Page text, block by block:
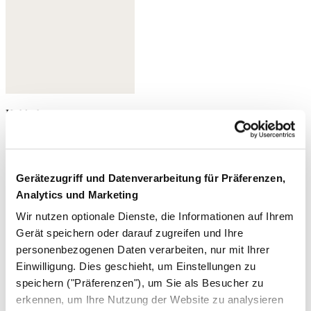
Gerätezugriff und Datenverarbeitung für Präferenzen,
Analytics und Marketing
Wir nutzen optionale Dienste, die Informationen auf Ihrem
Gerät speichern oder darauf zugreifen und Ihre
personenbezogenen Daten verarbeiten, nur mit Ihrer
Einwilligung. Dies geschieht, um Einstellungen zu
speichern ("Präferenzen"), um Sie als Besucher zu
erkennen, um Ihre Nutzung der Website zu analysieren
Kohlschwarz